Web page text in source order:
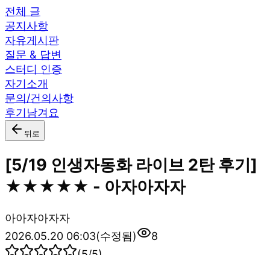
전체 글
공지사항
자유게시판
질문 & 답변
스터디 인증
자기소개
문의/건의사항
후기남겨요
뒤로
[5/19 인생자동화 라이브 2탄 후기]
★★★★★ - 아자아자자
아아자아자자
2026.05.20 06:03(수정됨)
8